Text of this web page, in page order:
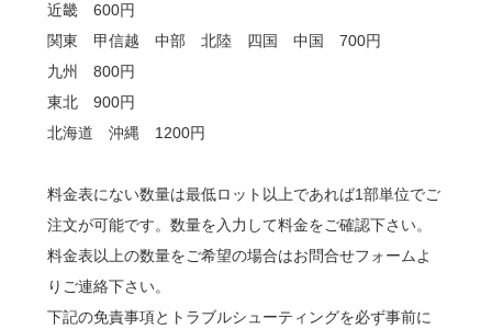
近畿 600円
関東 甲信越 中部 北陸 四国 中国 700円
九州 800円
東北 900円
北海道 沖縄 1200円
料金表にない数量は最低ロット以上であれば1部単位でご
注文が可能です。数量を入力して料金をご確認下さい。
料金表以上の数量をご希望の場合はお問合せフォームよ
りご連絡下さい。
下記の免責事項とトラブルシューティングを必ず事前に